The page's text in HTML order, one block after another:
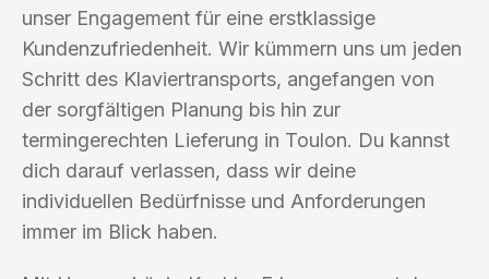
unser Engagement für eine erstklassige
Kundenzufriedenheit. Wir kümmern uns um jeden
Schritt des Klaviertransports, angefangen von
der sorgfältigen Planung bis hin zur
termingerechten Lieferung in Toulon. Du kannst
dich darauf verlassen, dass wir deine
individuellen Bedürfnisse und Anforderungen
immer im Blick haben.